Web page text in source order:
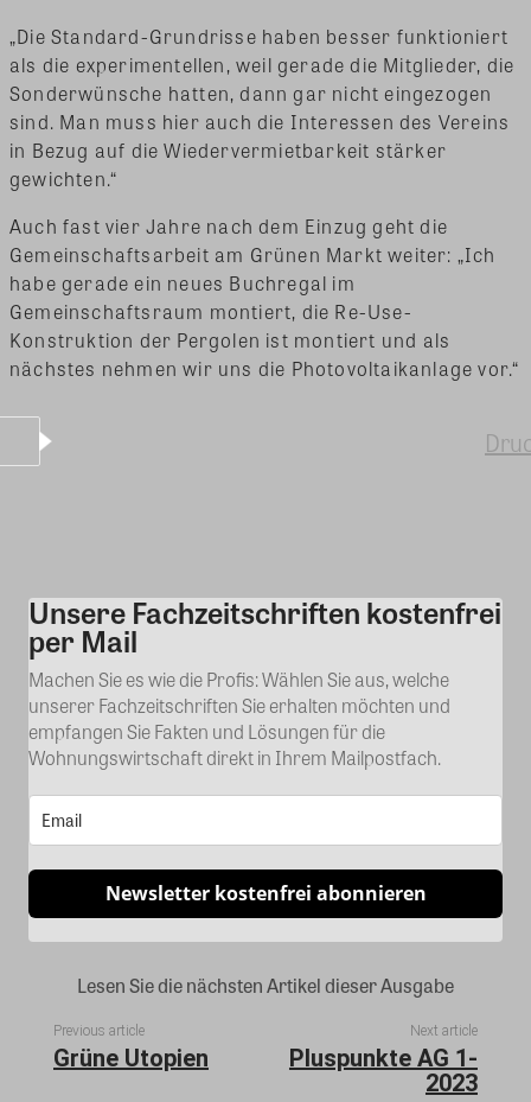
„Die Standard-Grundrisse haben besser funktioniert
als die experimentellen, weil gerade die Mitglieder, die
Sonderwünsche hatten, dann gar nicht eingezogen
sind. Man muss hier auch die Interessen des Vereins
in Bezug auf die Wiedervermietbarkeit stärker
gewichten.“
Auch fast vier Jahre nach dem Einzug geht die
Gemeinschaftsarbeit am Grünen Markt weiter: „Ich
habe gerade ein neues Buchregal im
Gemeinschaftsraum montiert, die Re-Use-
Konstruktion der Pergolen ist montiert und als
nächstes nehmen wir uns die Photovoltaikanlage vor.“
Kommentar
Unsere Fachzeitschriften kostenfrei
per Mail
Machen Sie es wie die Profis: Wählen Sie aus, welche
unserer Fachzeitschriften Sie erhalten möchten und
empfangen Sie Fakten und Lösungen für die
Wohnungswirtschaft direkt in Ihrem Mailpostfach.
Newsletter kostenfrei abonnieren
Lesen Sie die nächsten Artikel dieser Ausgabe
Previous article
Grüne Utopien
Next article
Pluspunkte AG 1-
2023